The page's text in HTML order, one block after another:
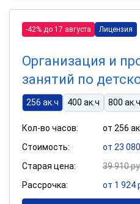
-42% до 17 августа Лицензия
Организация и
занятий по
256 ак.ч 400 ак.ч 800 ак.ч
Кол-во часов:
от 256
Стоимость:
от 23 080
Старая цена:
39 910
Рассрочка:
от 1 924